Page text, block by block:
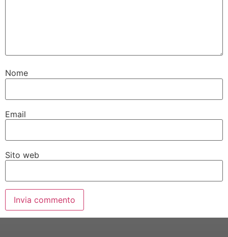
Nome
Email
Sito web